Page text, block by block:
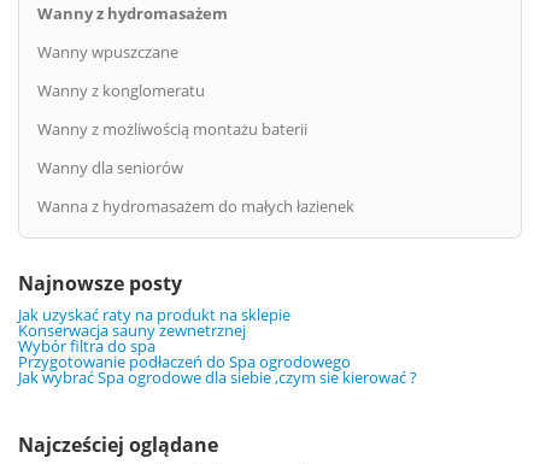
Wanny z hydromasażem
Wanny wpuszczane
Wanny z konglomeratu
Wanny z możliwością montażu baterii
Wanny dla seniorów
Wanna z hydromasażem do małych łazienek
Najnowsze posty
Jak uzyskać raty na produkt na sklepie
Konserwacja sauny zewnetrznej
Wybór filtra do spa
Przygotowanie podłaczeń do Spa ogrodowego
Jak wybrać Spa ogrodowe dla siebie ,czym sie kierować ?
Najcześciej oglądane